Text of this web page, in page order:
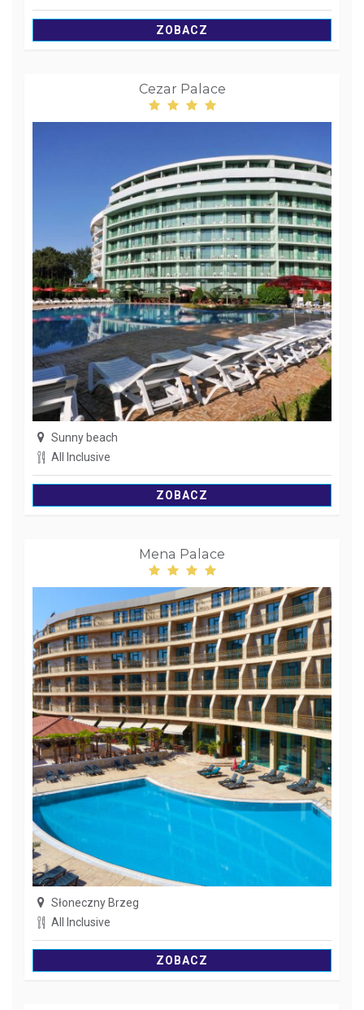
ZOBACZ
Cezar Palace
Sunny beach
All Inclusive
ZOBACZ
Mena Palace
Słoneczny Brzeg
All Inclusive
ZOBACZ